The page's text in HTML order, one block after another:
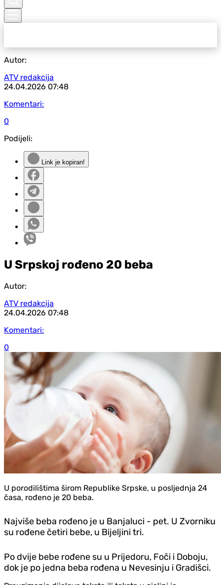
Autor:
ATV redakcija
24.04.2026 07:48
Komentari:
0
Podijeli:
Link je kopiran!
U Srpskoj rođeno 20 beba
Autor:
ATV redakcija
24.04.2026 07:48
Komentari:
0
U porodilištima širom Republike Srpske, u posljednja 24
časa, rođeno je 20 beba.
Najviše beba rođeno je u Banjaluci - pet. U Zvorniku
su rođene četiri bebe, u Bijeljini tri.
Po dvije bebe rođene su u Prijedoru, Foči i Doboju,
dok je po jedna beba rođena u Nevesinju i Gradišci.